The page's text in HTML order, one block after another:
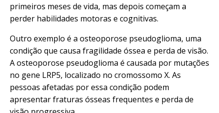
primeiros meses de vida, mas depois começam a
perder habilidades motoras e cognitivas.
Outro exemplo é a osteoporose pseudoglioma, uma
condição que causa fragilidade óssea e perda de visão.
A osteoporose pseudoglioma é causada por mutações
no gene LRP5, localizado no cromossomo X. As
pessoas afetadas por essa condição podem
apresentar fraturas ósseas frequentes e perda de